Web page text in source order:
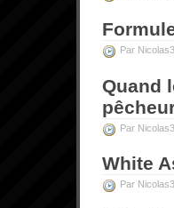
Par
Quand
Par
White
Par